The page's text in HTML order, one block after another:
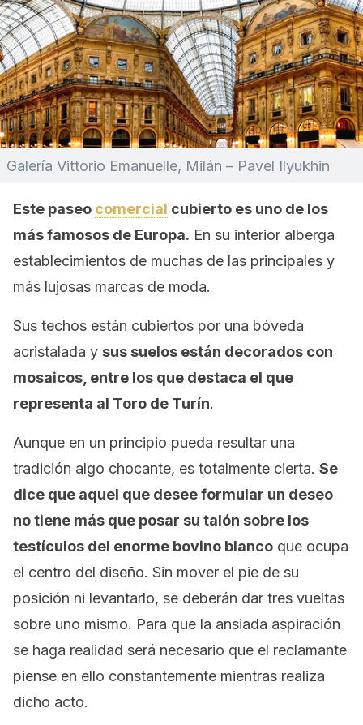
Galería Vittorio Emanuelle, Milán – Pavel Ilyukhin
Este paseo comercial cubierto es uno de los
más famosos de Europa. En su interior alberga
establecimientos de muchas de las principales y
más lujosas marcas de moda.
Sus techos están cubiertos por una bóveda
acristalada y sus suelos están decorados con
mosaicos, entre los que destaca el que
representa al Toro de Turín.
Aunque en un principio pueda resultar una
tradición algo chocante, es totalmente cierta. Se
dice que aquel que desee formular un deseo
no tiene más que posar su talón sobre los
testículos del enorme bovino blanco que ocupa
el centro del diseño. Sin mover el pie de su
posición ni levantarlo, se deberán dar tres vueltas
sobre uno mismo. Para que la ansiada aspiración
se haga realidad será necesario que el reclamante
piense en ello constantemente mientras realiza
dicho acto.